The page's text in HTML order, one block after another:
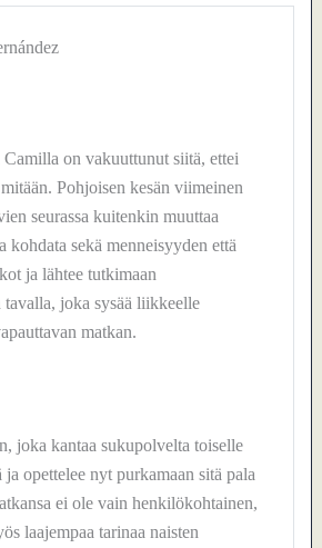
on vakuuttunut siitä, ettei
Pohjoisen kesän viimeinen
seurassa kuitenkin muuttaa
kohdata sekä menneisyyden että
ja lähtee tutkimaan
tavalla, joka sysää liikkeelle
matkan.
joka kantaa sukupolvelta toiselle
opettelee nyt purkamaan sitä pala
ei ole vain henkilökohtainen,
laajempaa tarinaa naisten